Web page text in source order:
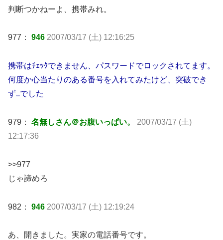
判断つかねーよ、携帯みれ。
977： 946 2007/03/17 (土) 12:16:25
携帯はﾁｪｯｸできません、パスワードでロックされてます。
何度か心当たりのある番号を入れてみたけど、突破でき
ず..でした
979： 名無しさん＠お腹いっぱい。 2007/03/17 (土)
12:17:36
>>977
じゃ諦めろ
982： 946 2007/03/17 (土) 12:19:24
あ、開きました。実家の電話番号です。